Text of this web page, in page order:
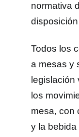
normativa
Todos los
a mesas y
los
mesa, con
y la bebida